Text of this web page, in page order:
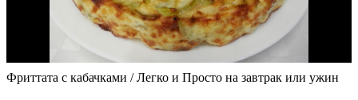
Фриттата с кабачками / Легко и Просто на завтрак или ужин